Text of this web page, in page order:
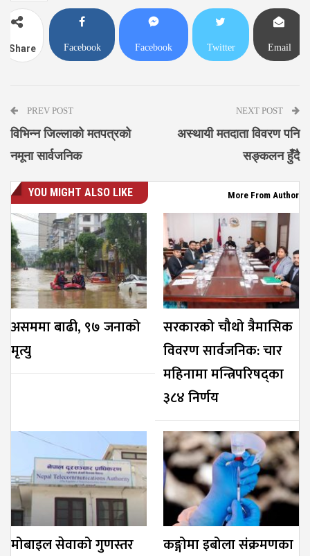
Share Facebook Facebook Twitter Email
PREV POST
विभिन्न जिल्लाको मतपत्रको
नमूना सार्वजनिक
NEXT POST
अस्थायी मतदाता विवरण पनि
सङ्कलन हुँदै
YOU MIGHT ALSO LIKE More From Author
असममा बाढी, ९७ जनाको
मृत्यु
सरकारको चौथो त्रैमासिक
विवरण सार्वजनिक: चार
महिनामा मन्त्रिपरिषद्का
३८४ निर्णय
मोबाइल सेवाको गुणस्तर कङ्गोमा इबोला संक्रमणका